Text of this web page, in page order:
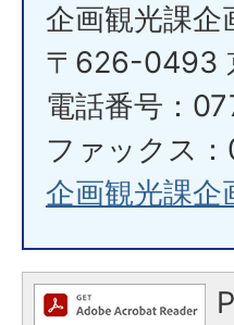
企画観光課企
〒626-0493
電話番号：
ファックス
企画観光課